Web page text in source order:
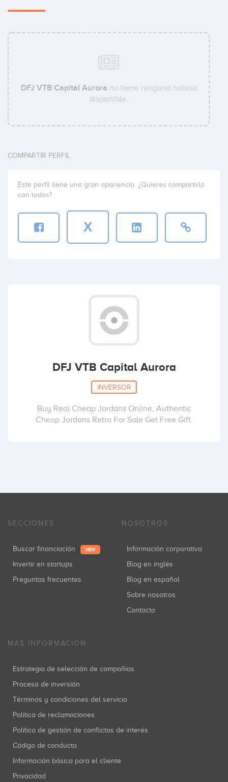
DFJ VTB Capital Aurora no tiene ninguna noticia
disponible.
COMPARTIR PERFIL
Este perfil tiene una gran apariencia. ¿Quieres compartirlo
con todos?
X
DFJ VTB Capital Aurora
INVERSOR
Buy Real Cheap Jordans Online, Authentic
Cheap Jordans Retro For Sale Get Free Gift.
SECCIONES
Buscar financiación NEW
Invertir en startups
Preguntas frecuentes
NOSOTROS
Información corporativa
Blog en inglés
Blog en español
Sobre nosotros
Contacto
MÁS INFORMACIÓN
Estrategia de selección de compañías
Proceso de inversión
Términos y condiciones del servicio
Política de reclamaciones
Política de gestión de conflictos de interés
Código de conducta
Información básica para el cliente
Privacidad